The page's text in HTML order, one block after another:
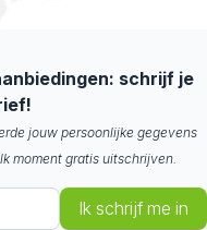
schrijf je
jouw persoonlijke gegevens
moment gratis uitschrijven.
Ik schrijf me in